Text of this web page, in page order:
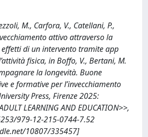
M., Carfora, V., Catellani, P.,
attivo attraverso la
di un intervento tramite app
fisica, in Boffo, V., Bertani, M.
la longevità. Buone
e formative per l’invecchiamento
Press, Firenze 2025:
LEARNING AND EDUCATION>>,
979-12-215-0744-7.52
10807/335457]